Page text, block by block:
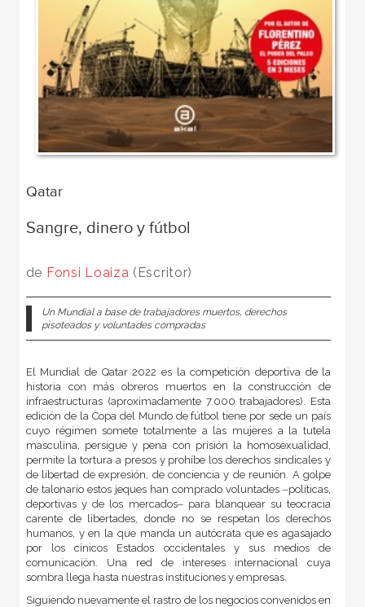
Qatar
Sangre, dinero y fútbol
de Fonsi Loaiza (Escritor)
Un Mundial a base de trabajadores muertos, derechos
pisoteados y voluntades compradas
El Mundial de Qatar 2022 es la competición deportiva de la
historia con más obreros muertos en la construcción de
infraestructuras (aproximadamente 7.000 trabajadores). Esta
edición de la Copa del Mundo de fútbol tiene por sede un país
cuyo régimen somete totalmente a las mujeres a la tutela
masculina, persigue y pena con prisión la homosexualidad,
permite la tortura a presos y prohíbe los derechos sindicales y
de libertad de expresión, de conciencia y de reunión. A golpe
de talonario estos jeques han comprado voluntades ‒políticas,
deportivas y de los mercados‒ para blanquear su teocracia
carente de libertades, donde no se respetan los derechos
humanos, y en la que manda un autócrata que es agasajado
por los cínicos Estados occidentales y sus medios de
comunicación. Una red de intereses internacional cuya
sombra llega hasta nuestras instituciones y empresas.
Siguiendo nuevamente el rastro de los negocios convenidos en